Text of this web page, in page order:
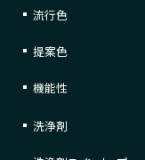
流行色
提案色
機能性
洗浄剤